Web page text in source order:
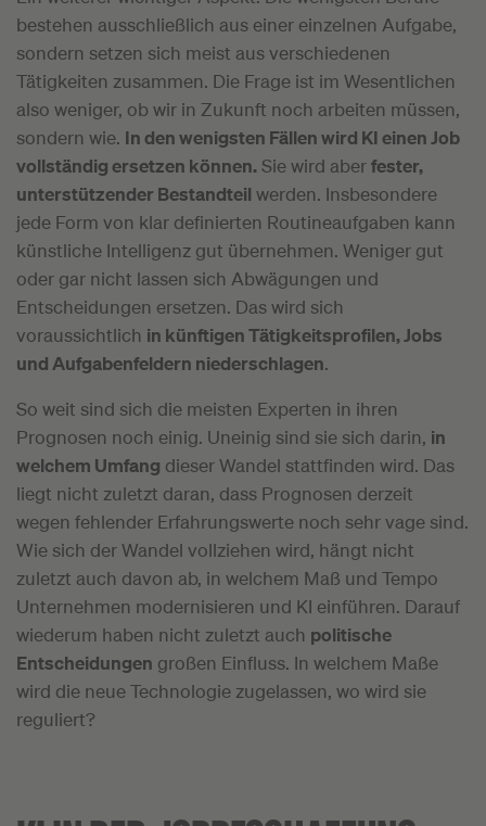
bestehen ausschließlich aus einer einzelnen Aufgabe,
sondern setzen sich meist aus verschiedenen
Tätigkeiten zusammen. Die Frage ist im Wesentlichen
also weniger, ob wir in Zukunft noch arbeiten müssen,
sondern wie. In den wenigsten Fällen wird KI einen Job
vollständig ersetzen können.Sie wird aberfester,
unterstützender Bestandteil werden. Insbesondere
jede Form von klar definierten Routineaufgaben kann
künstliche Intelligenz gut übernehmen. Weniger gut
oder gar nicht lassen sich Abwägungen und
Entscheidungen ersetzen. Das wird sich
voraussichtlich in künftigen Tätigkeitsprofilen, Jobs
und Aufgabenfeldern niederschlagen.
So weit sind sich die meisten Experten in ihren
Prognosen noch einig. Uneinig sind sie sich darin, in
welchem Umfang dieser Wandel stattfinden wird. Das
liegt nicht zuletzt daran, dass Prognosen derzeit
wegen fehlender Erfahrungswerte noch sehr vage sind.
Wie sich der Wandel vollziehen wird, hängt nicht
zuletzt auch davon ab, in welchem Maß und Tempo
Unternehmen modernisieren und KI einführen. Darauf
wiederum haben nicht zuletzt auch politische
Entscheidungen großen Einfluss. In welchem Maße
wird die neue Technologie zugelassen, wo wird sie
reguliert?